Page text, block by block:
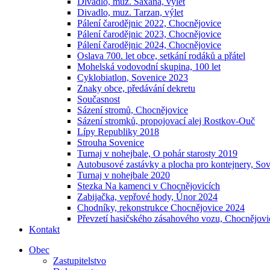
Divadlo, muz. Tarzan, výlet
Pálení čarodějnic 2022, Chocnějovice
Pálení čarodějnic 2023, Chocnějovice
Pálení čarodějnic 2024, Chocnějovice
Oslava 700. let obce, setkání rodáků a přátel
Mohelská vodovodní skupina, 100 let
Cyklobiatlon, Sovenice 2023
Znaky obce, předávání dekretu
Současnost
Sázení stromů, Chocnějovice
Sázení stromků, propojovací alej Rostkov-Ouč
Lípy Republiky 2018
Strouha Sovenice
Turnaj v nohejbale, O pohár starosty 2019
Autobusové zastávky a plocha pro kontejnery,
Turnaj v nohejbale 2020
Stezka Na kamenci v Chocnějovicích
Zabijačka, vepřové hody, Únor 2024
Chodníky, rekonstrukce Chocnějovice 2024
Převzetí hasičského zásahového vozu,
Kontakt
Obec
Zastupitelstvo